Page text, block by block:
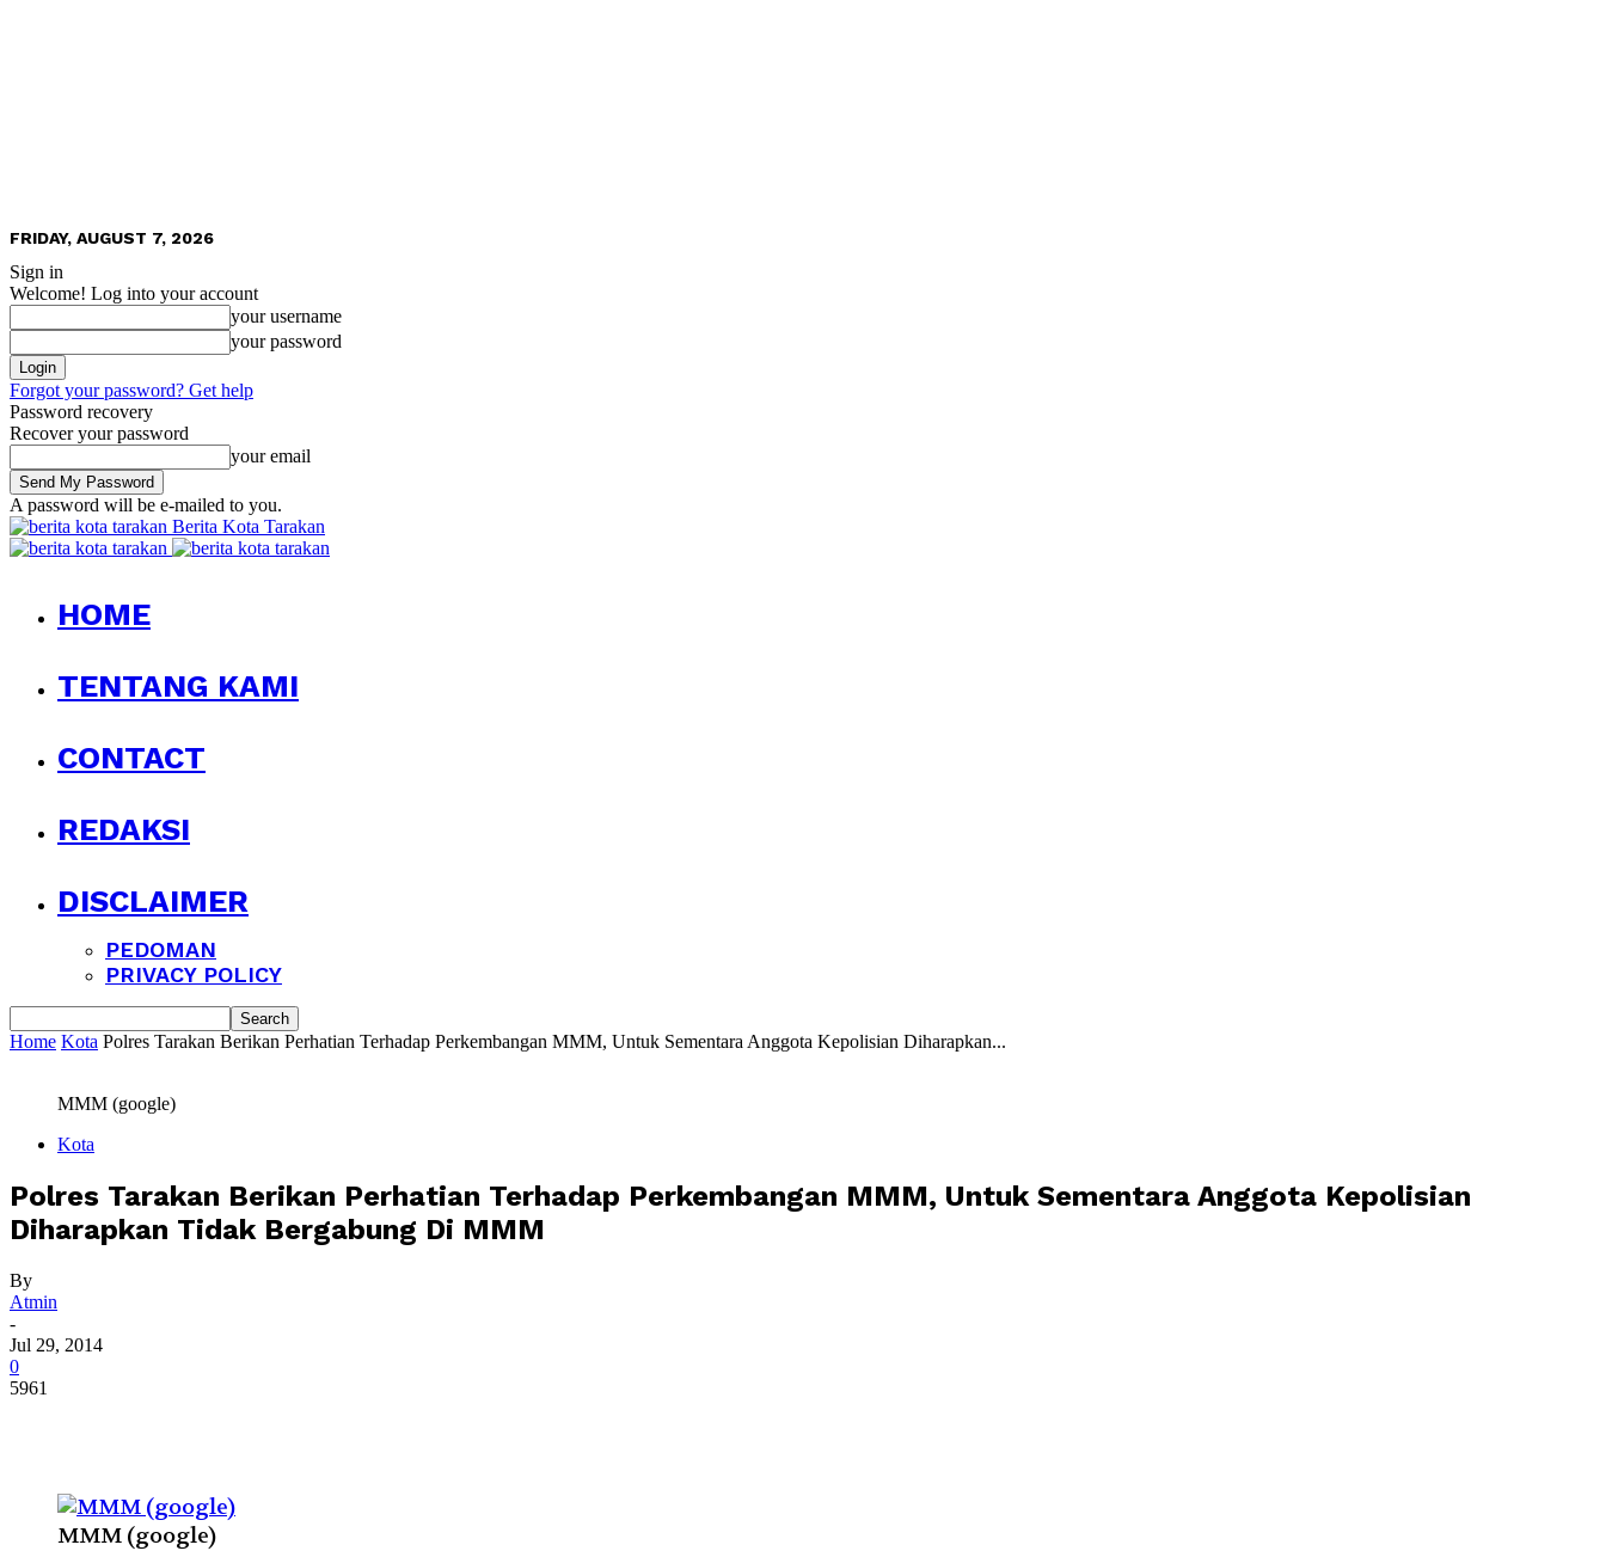
FRIDAY, AUGUST 7, 2026
Sign in
Welcome! Log into your account
your username
your password
Forgot your password? Get help
Password recovery
Recover your password
your email
A password will be e-mailed to you.
Berita Kota Tarakan
HOME
TENTANG KAMI
CONTACT
REDAKSI
DISCLAIMER
PEDOMAN
PRIVACY POLICY
Home Kota Polres Tarakan Berikan Perhatian Terhadap Perkembangan MMM, Untuk Sementara Anggota Kepolisian Diharapkan...
MMM (google)
Kota
Polres Tarakan Berikan Perhatian Terhadap Perkembangan MMM, Untuk Sementara Anggota Kepolisian
Diharapkan Tidak Bergabung Di MMM
By
Atmin
-
Jul 29, 2014
0
5961
MMM (google)